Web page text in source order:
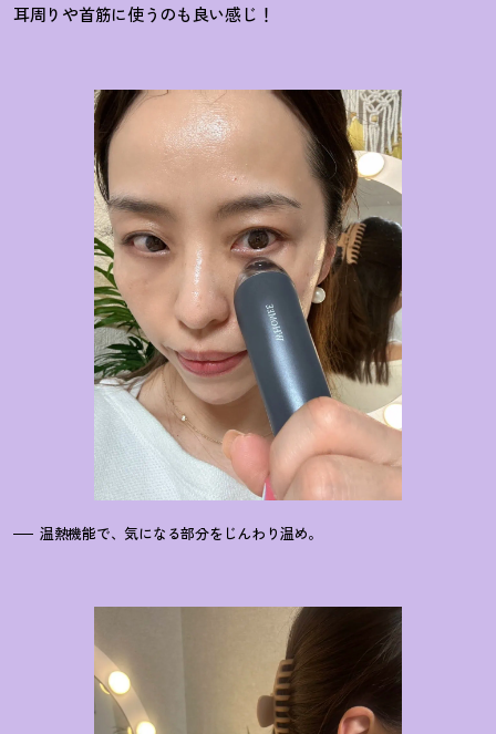
耳周りや首筋に使うのも良い感じ ！
温熱機能で、気になる部分をじんわり温め。